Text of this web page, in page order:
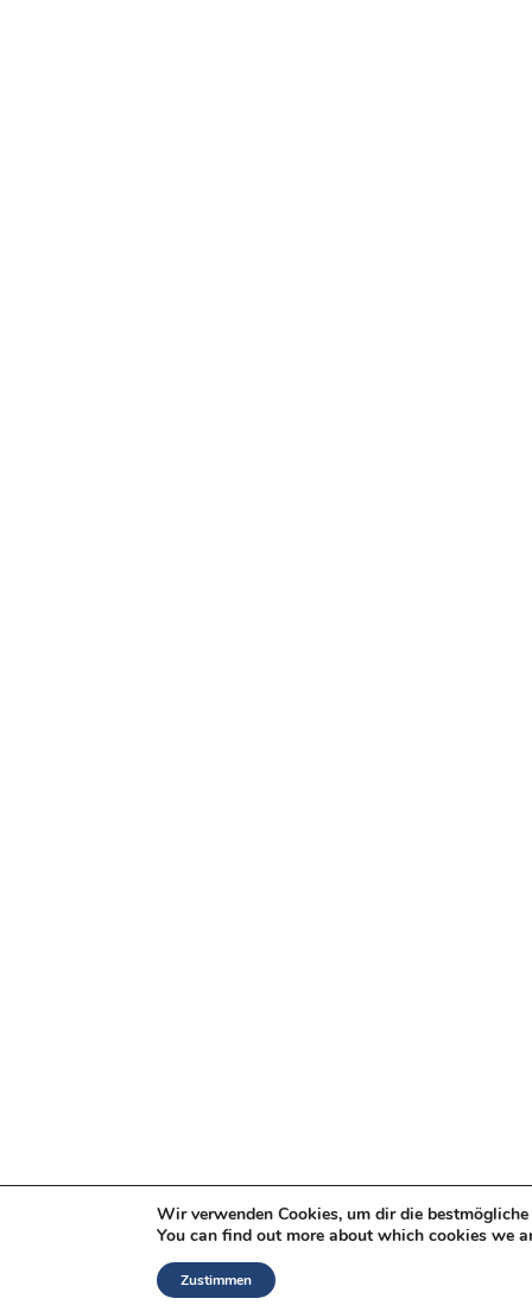
Wir verwenden Cookies, um dir die
You can find out more about which cookies we
Zustimmen